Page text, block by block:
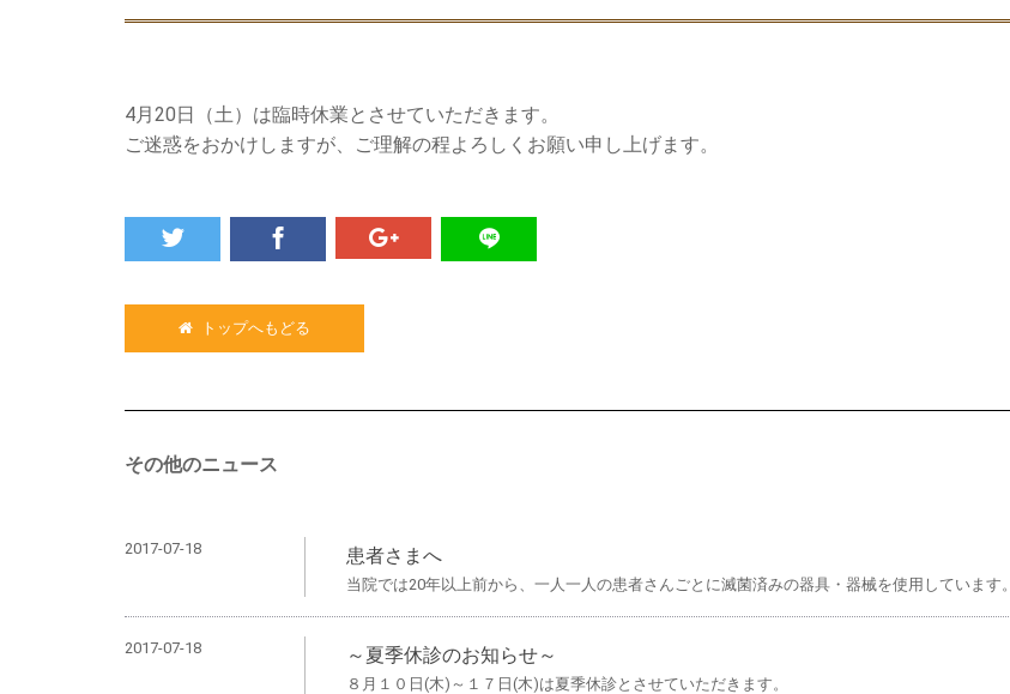
4月20日（土）は臨時休業とさせていただきます。
ご迷惑をおかけしますが、ご理解の程よろしくお願い申し上げます。
トップへもどる
その他のニュース
2017-07-18 患者さまへ
当院では20年以上前から、一人一人の患者さんごとに滅菌済みの器具・器械を使用しています。
2017-07-18 ～夏季休診のお知らせ～
８月１０日(木)～１７日(木)は夏季休診とさせていただきます。